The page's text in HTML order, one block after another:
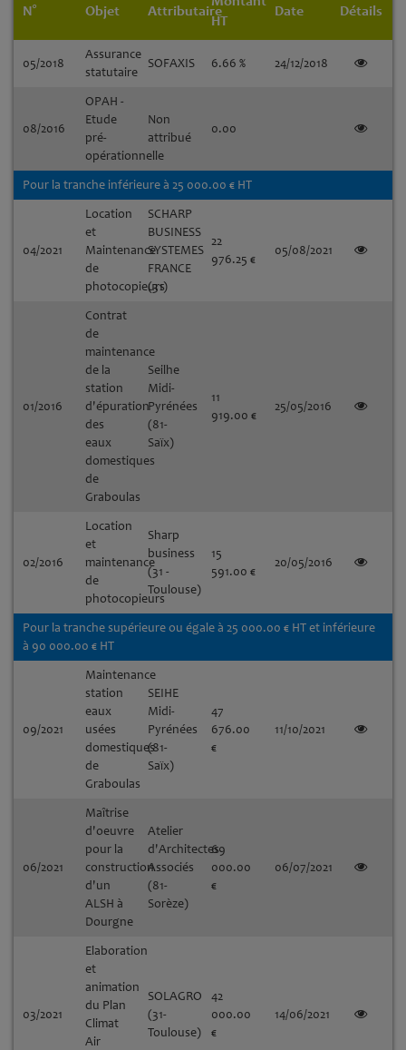
N° Objet Attributaire
HT
Date Détails
05/2018
Assurance
statutaire
SOFAXIS 6.66 % 24/12/2018
08/2016
OPAH -
Etude
pré-
opérationnelle
Non
attribué
0.00
Pour la tranche inférieure à 25 000.00 € HT
04/2021
Location
et
Maintenance
de
photocopieurs
SCHARP
BUSINESS
SYSTEMES
FRANCE
(31)
22
976.25 €
05/08/2021
01/2016
Contrat
de
maintenance
de la
station
d'épuration
des
eaux
domestiques
de
Graboulas
Seilhe
Midi-
Pyrénées
(81-
Saïx)
11
919.00 €
25/05/2016
02/2016
Location
et
maintenance
de
photocopieurs
Sharp
business
(31 -
Toulouse)
15
591.00 €
20/05/2016
Pour la tranche supérieure ou égale à 25 000.00 € HT et inférieure
à 90 000.00 € HT
09/2021
Maintenance
station
eaux
usées
domestiques
de
Graboulas
SEIHE
Midi-
Pyrénées
(81-
Saïx)
47
676.00
€
11/10/2021
06/2021
Maîtrise
d'oeuvre
pour la
construction
d'un
ALSH à
Dourgne
Atelier
d'Architectes
Associés
(81-
Sorèze)
69
000.00
€
06/07/2021
03/2021
Elaboration
et
animation
du Plan
Climat
Air
SOLAGRO
(31-
Toulouse)
42
000.00
€
14/06/2021